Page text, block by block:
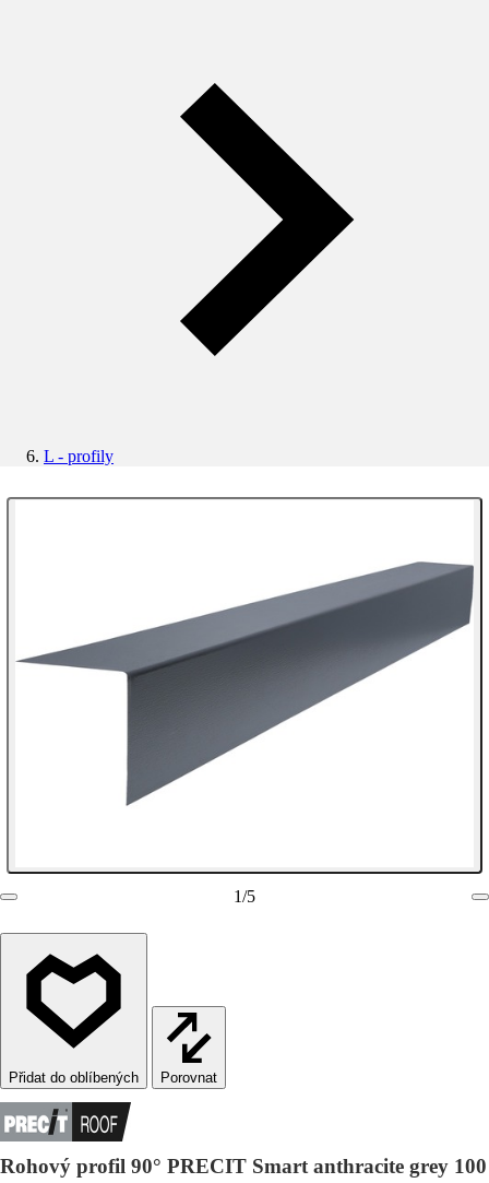
L - profily
1/5
Porovnat
Rohový profil 90° PRECIT Smart anthracite grey 100